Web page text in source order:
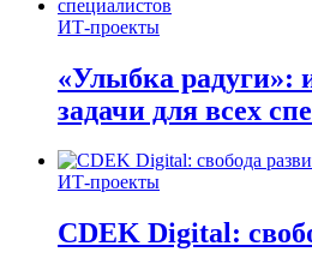
ИТ-проекты
«Улыбка радуги»:
задачи для всех
ИТ-проекты
CDEK Digital: